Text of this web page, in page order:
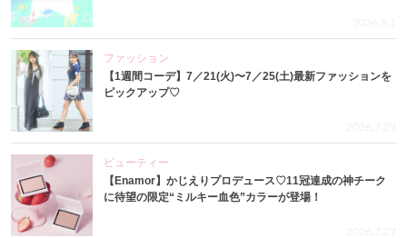
2026.8.1
ファッション
【1週間コーデ】7／21(火)〜7／25(土)最新ファッションを
ピックアップ♡
2026.7.29
ビューティー
【Enamor】かじえりプロデュース♡11冠達成の神チーク
に待望の限定“ミルキー血色”カラーが登場！
2026.7.27